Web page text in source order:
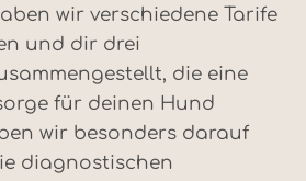
wir verschiedene Tarife
und dir drei
die eine
für deinen Hund
wir besonders darauf
diagnostischen